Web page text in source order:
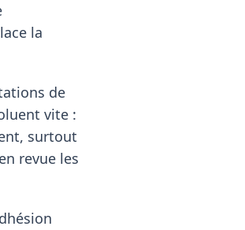
la
de
vite :
surtout
revue les